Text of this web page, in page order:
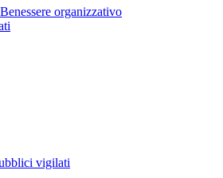
Benessere organizzativo
vigilati